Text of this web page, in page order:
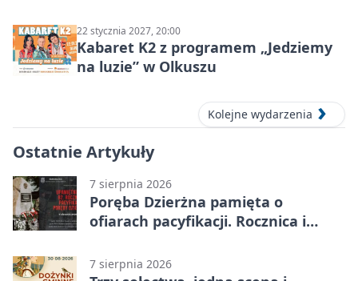
22 stycznia 2027, 20:00
Kabaret K2 z programem „Jedziemy
na luzie” w Olkuszu
Kolejne wydarzenia
Ostatnie Artykuły
7 sierpnia 2026
Poręba Dzierżna pamięta o
ofiarach pacyfikacji. Rocznica i
7 sierpnia 2026